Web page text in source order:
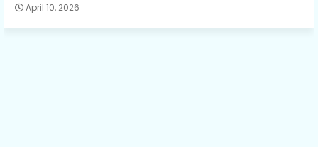
April 10, 2026